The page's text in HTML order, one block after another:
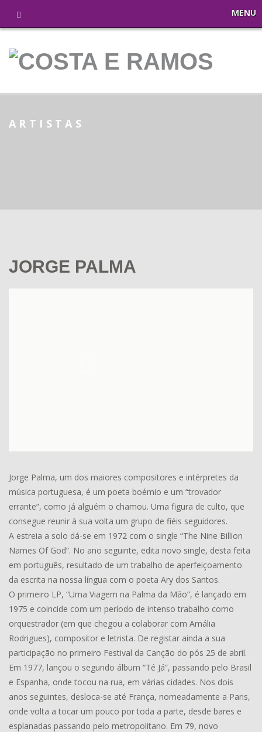
MENU
ARTISTAS
JORGE PALMA
Jorge Palma, um dos maiores compositores e intérpretes da
música portuguesa, é um poeta boémio e um “trovador
errante”, como já alguém o chamou. Uma figura de culto, que
consegue reunir à sua volta um grupo de fiéis seguidores.
A estreia a solo dá-se em 1972 com o single “The Nine Billion
Names Of God”. No ano seguinte, edita novo single, desta feita
em português, resultado de um trabalho de aperfeiçoamento
da escrita na nossa língua com o poeta Ary dos Santos.
O primeiro LP, “Uma Viagem na Palma da Mão”, é lançado em
1975 e coincide com um período de intenso trabalho como
orquestrador (em que chegou a colaborar com Amália
Rodrigues), compositor e letrista. De registar ainda a sua
participação no primeiro Festival da Canção do pós 25 de abril.
Em 1977, lançou o segundo álbum “Té Já”, passando pelo Brasil
e Espanha, onde tocou na rua, em várias cidades. Nos dois
anos seguintes, desloca-se até França, nomeadamente a Paris,
onde volta a tocar um pouco por toda a parte, desde bares e
esplanadas passando pelo metropolitano. Em 79, novo